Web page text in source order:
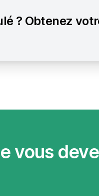
? Obtenez
vous